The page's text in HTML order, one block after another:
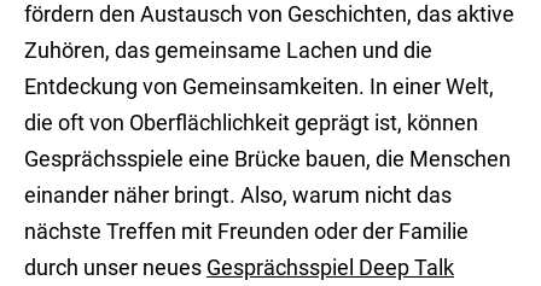
fördern den Austausch von Geschichten, das aktive
Zuhören, das gemeinsame Lachen und die
Entdeckung von Gemeinsamkeiten. In einer Welt,
die oft von Oberflächlichkeit geprägt ist, können
Gesprächsspiele eine Brücke bauen, die Menschen
einander näher bringt. Also, warum nicht das
nächste Treffen mit Freunden oder der Familie
durch unser neues Gesprächsspiel Deep Talk